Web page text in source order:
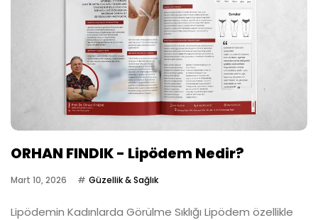
ORHAN FINDIK - Lipödem Nedir?
Mart 10, 2026 Güzellik & Sağlık
Lipödemin Kadınlarda Görülme Sıklığı Lipödem özellikle